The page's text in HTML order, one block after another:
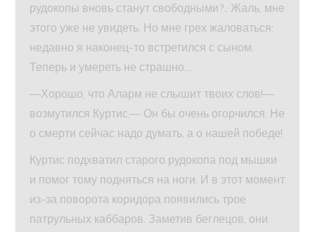
рудокопы вновь станут свободными?.. Жаль, мне
этого уже не увидеть. Но мне грех жаловаться:
недавно я наконец-то встретился с сыном.
Теперь и умереть не страшно…
—Хорошо, что Аларм не слышит твоих слов!—
возмутился Куртис.— Он бы очень огорчился. Не
о смерти сейчас надо думать, а о нашей победе!
Куртис подхватил старого рудокопа под мышки
и помог тому подняться на ноги. И в этот момент
из-за поворота коридора появились трое
патрульных каббаров. Заметив беглецов, они